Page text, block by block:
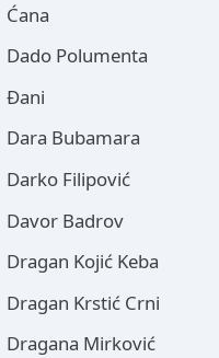
Ćana
Dado Polumenta
Đani
Dara Bubamara
Darko Filipović
Davor Badrov
Dragan Kojić Keba
Dragan Krstić Crni
Dragana Mirković